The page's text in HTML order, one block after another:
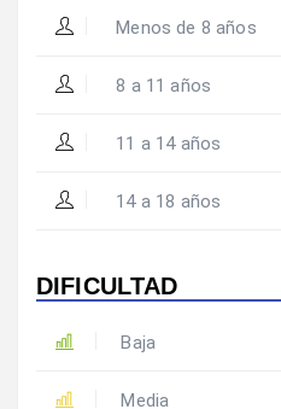
Menos de 8 años
8 a 11 años
11 a 14 años
14 a 18 años
DIFICULTAD
Baja
Media